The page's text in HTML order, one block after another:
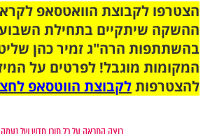
ההשקה שיתקיים בתחילת
בהשתתפות הרה"ג זמיר כהן
המקומות מוגבל! לפרטים על
להצטרפותלקבוצת הווטסאפ